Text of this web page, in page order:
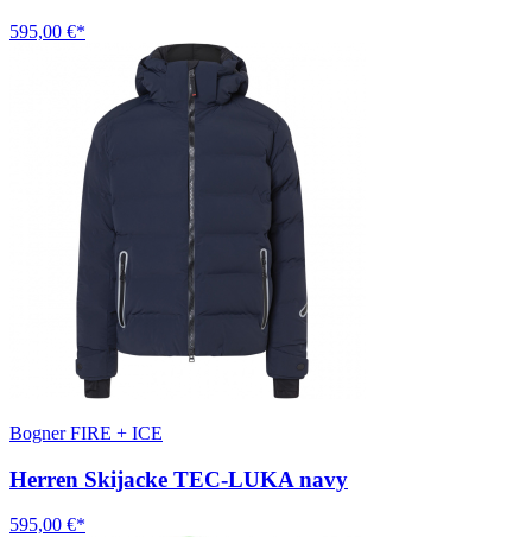
595,00 €*
Bogner FIRE + ICE
Herren Skijacke TEC-LUKA navy
595,00 €*